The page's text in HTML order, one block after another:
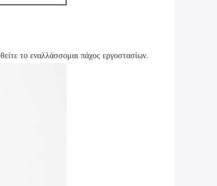
το εναλλάσσομαι πάχος εργοστασίων.